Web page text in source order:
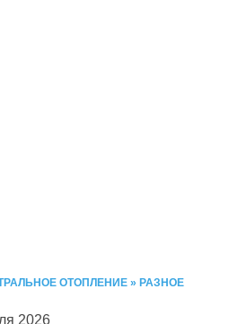
ОТОПЛЕНИЕ» РАЗНОЕ
2026